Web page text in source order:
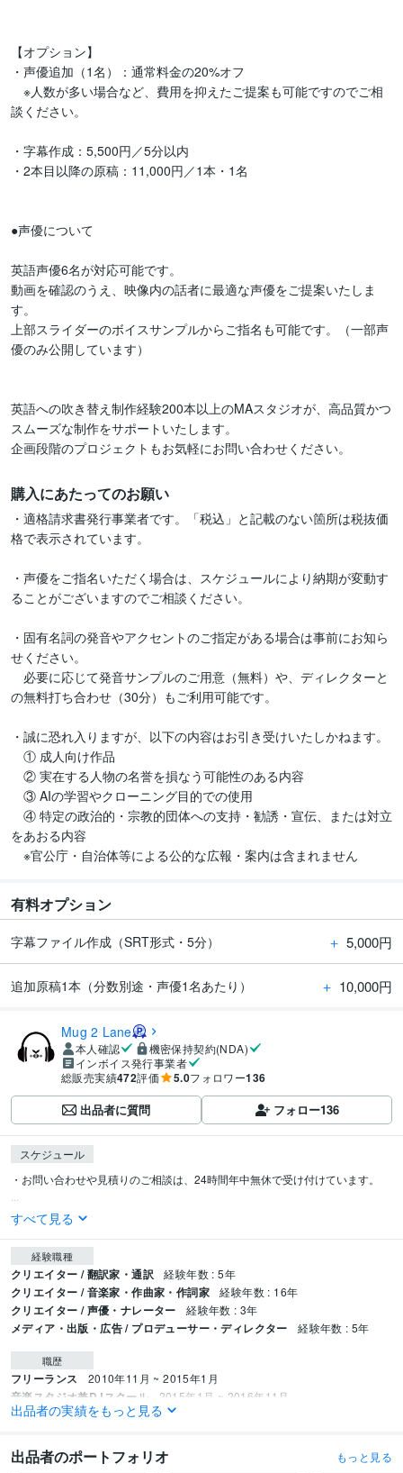
【オプション】
・声優追加（1名）：通常料金の20%オフ
※人数が多い場合など、費用を抑えたご提案も可能ですのでご相
談ください。
・字幕作成：5,500円／5分以内
・2本目以降の原稿：11,000円／1本・1名
●声優について
英語声優6名が対応可能です。
動画を確認のうえ、映像内の話者に最適な声優をご提案いたしま
す。
上部スライダーのボイスサンプルからご指名も可能です。（一部声
優のみ公開しています）
英語への吹き替え制作経験200本以上のMAスタジオが、高品質かつ
スムーズな制作をサポートいたします。
企画段階のプロジェクトもお気軽にお問い合わせください。
購入にあたってのお願い
・適格請求書発行事業者です。「税込」と記載のない箇所は税抜価
格で表示されています。
・声優をご指名いただく場合は、スケジュールにより納期が変動す
ることがございますのでご相談ください。
・固有名詞の発音やアクセントのご指定がある場合は事前にお知ら
せください。
必要に応じて発音サンプルのご用意（無料）や、ディレクターと
の無料打ち合わせ（30分）もご利用可能です。
・誠に恐れ入りますが、以下の内容はお引き受けいたしかねます。
① 成人向け作品
② 実在する人物の名誉を損なう可能性のある内容
③ AIの学習やクローニング目的での使用
④ 特定の政治的・宗教的団体への支持・勧誘・宣伝、または対立
をあおる内容
有料オプション
字幕ファイル作成（SRT形式・5分） ＋ 5,000円
追加原稿1本（分数別途・声優1名あたり） ＋ 10,000円
Mug 2 Lane
本人確認
機密保持契約(NDA)
インボイス発行事業者
総販売実績472評価 5.0フォロワー136
出品者に質問 フォロー136
スケジュール
・お問い合わせや見積りのご相談は、24時間年中無休で受け付けています。
すべて見る
経験職種
クリエイター / 翻訳家・通訳 経験年数 : 5年
クリエイター / 音楽家・作曲家・作詞家 経験年数 : 16年
クリエイター / 声優・ナレーター 経験年数 : 3年
メディア・出版・広告 / プロデューサー・ディレクター 経験年数 : 5年
職歴
フリーランス 2010年11月 ~ 2015年1月
音楽スタジオ兼DJスクール 2015年1月 ~ 2016年11月
Mug 2 Lane（マグトゥレーン）
資格・検定
Excel表計算処理技能認定試験 1級
出品者の実績をもっと見る
出品者のポートフォリオ もっと見る